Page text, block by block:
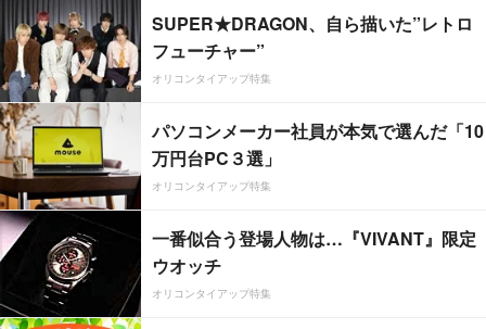
SUPER★DRAGON、自ら描いた”レトロ
フューチャー”
オリコンタイアップ特集
パソコンメーカー社員が本気で選んだ「10
万円台PC３選」
オリコンタイアップ特集
一番似合う登場人物は…『VIVANT』限定
ウオッチ
オリコンタイアップ特集